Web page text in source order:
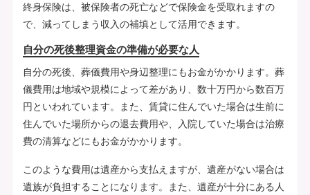
終身保険は、被保険者の死亡などで保険金を受取れますの
で、減ってしまう収入の補填として活用できます。
自分の死後整理資金の準備が必要な人
自分の死後、葬儀費用や身辺整理にもお金がかかります。葬
儀費用は地域や規模によって差があり、数十万円から数百万
円といわれています。また、賃貸に住んでいた場合は生前に
住んでいた場所からの退去費用や、入院していた場合は治療
費の清算などにもお金がかかります。
このような費用は遺産から支払えますが、遺産がない場合は
遺族が負担することになります。また、遺産が十分にある人